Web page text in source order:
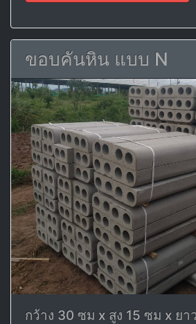
ขอบคันหิน แบบ N
กว้าง 30 ซม x สูง 15 ซม x ยา